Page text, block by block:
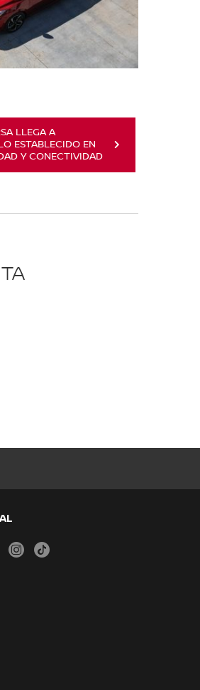
LLEGA A
ESTABLECIDO EN
Y CONECTIVIDAD
instagram
tiktok